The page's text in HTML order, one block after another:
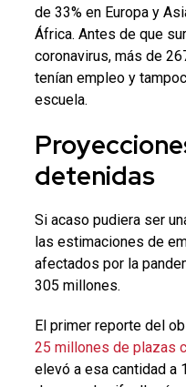
de 33% en Europa y
África. Antes de que
coronavirus, más de
tenían empleo y
escuela.
detenidas
Si acaso pudiera ser
las estimaciones de
afectados por la
305 millones.
El primer reporte del
25 millones de plazas
elevó a esa cantidad a